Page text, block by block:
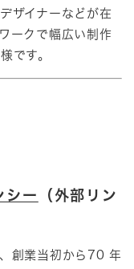
ザイナーなどが在
ークで幅広い制作
です。
シー
（外部リン
創業当初から70 年